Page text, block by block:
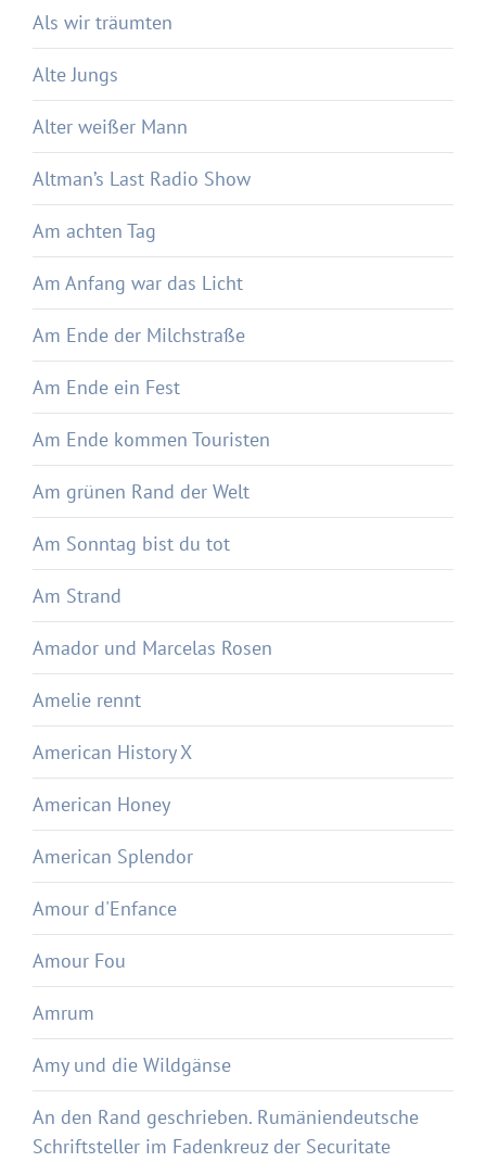
Als wir träumten
Alte Jungs
Alter weißer Mann
Altman’s Last Radio Show
Am achten Tag
Am Anfang war das Licht
Am Ende der Milchstraße
Am Ende ein Fest
Am Ende kommen Touristen
Am grünen Rand der Welt
Am Sonntag bist du tot
Am Strand
Amador und Marcelas Rosen
Amelie rennt
American History X
American Honey
American Splendor
Amour d'Enfance
Amour Fou
Amrum
Amy und die Wildgänse
An den Rand geschrieben. Rumäniendeutsche
Schriftsteller im Fadenkreuz der Securitate